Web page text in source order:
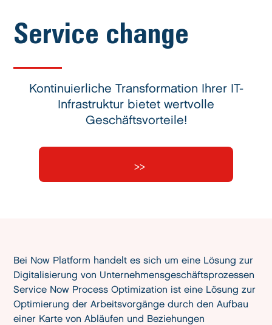
Service change
Kontinuierliche Transformation Ihrer IT-
Infrastruktur bietet wertvolle
Geschäftsvorteile!
Bei Now Platform handelt es sich um eine Lösung zur
Digitalisierung von Unternehmensgeschäftsprozessen
Service Now Process Optimization ist eine Lösung zur
Optimierung der Arbeitsvorgänge durch den Aufbau
einer Karte von Abläufen und Beziehungen